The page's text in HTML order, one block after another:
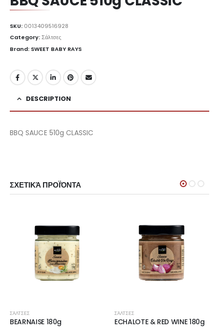
SKU: 0013409516928
Category:Σάλτσες
Brand: SWEET BABY RAYS
DESCRIPTION
BBQ SAUCE 510g CLASSIC
ΣΧΕΤΙΚΆ ΠΡΟΪΌΝΤΑ
ΣΆΛΤΣΕΣ
BEARNAISE 180g
ΣΆΛΤΣΕΣ
ECHALOTE & RED WINE 180g